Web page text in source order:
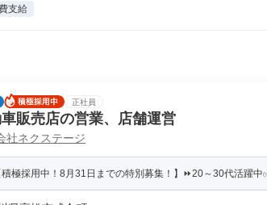
支給
正社員
販売店の営業、店舗運営
社ネクステージ
積極採用中！8月31日までの特別募集！】⏩️20～30代活躍